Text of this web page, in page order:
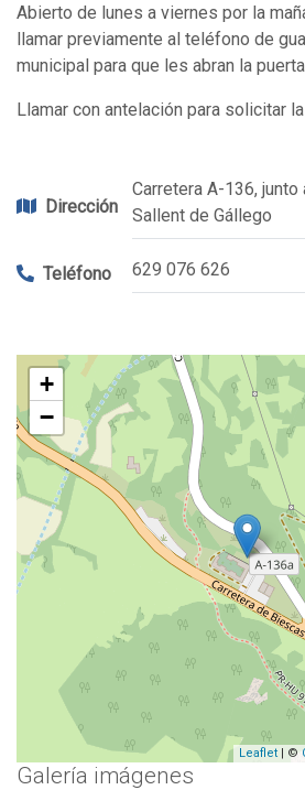
Abierto de lunes a viernes por la
llamar previamente al teléfono de
municipal para que les abran la puerta.
Llamar con antelación para solicitar la
Dirección
Carretera A-136,
Sallent de Gállego
Teléfono 629 076 626
+
−
Leaflet | ©
Galería imágenes